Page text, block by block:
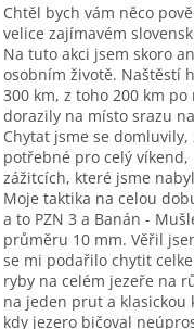
Chtěl bych vám něco
velice zajímavém
Na tuto akci jsem skoro
osobním životě. Naštěstí
300 km, z toho 200 km
dorazily na místo srazu
Chytat jsme se
potřebné pro celý
zážitcích, které jsme
Moje taktika na celou
a to PZN 3 a Banán -
průměru 10 mm. Věřil
se mi podařilo chytit
ryby na celém jezeře na
na jeden prut a
kdy jezero bičoval